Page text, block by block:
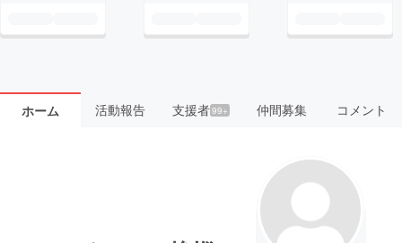
ホーム 活動報告 支援者99+ 仲間募集 コメント